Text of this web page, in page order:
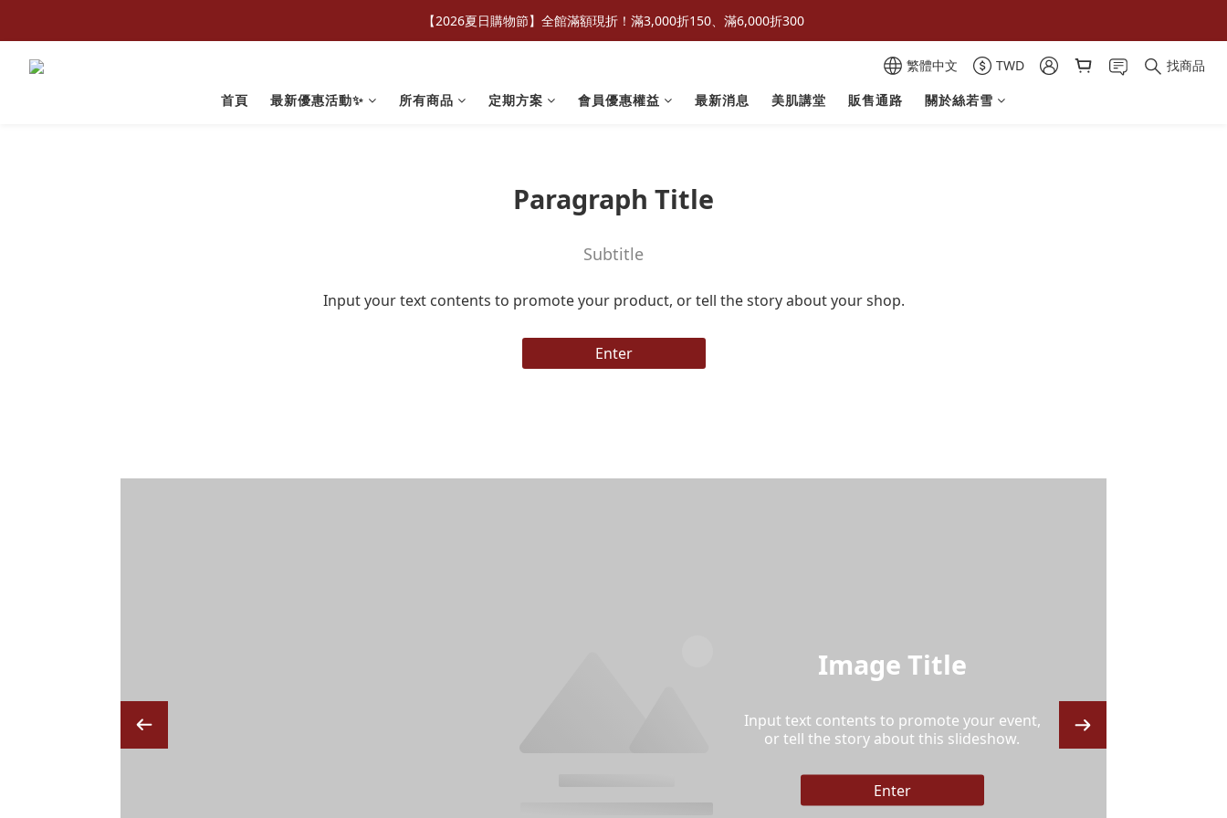
【2026夏日購物節】全館滿額現折！滿3,000折150、滿6,000折300
繁體中文 TWD
找商品
首頁
最新優惠活動✨ 所有商品 定期方案 會員優惠權益 最新消息 美肌講堂 販售通路 關於絲若雪
Paragraph Title
Subtitle
Input your text contents to promote your product, or tell the story about your shop.
Enter
Image Title
Input text contents to promote your event,
or tell the story about this slideshow.
Enter